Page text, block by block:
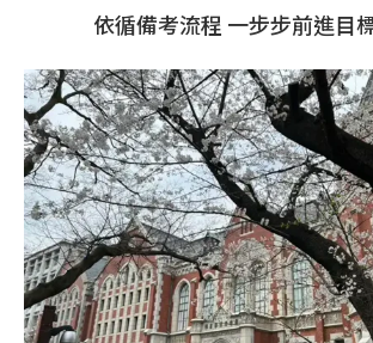
依循備考流程 一步步前進目